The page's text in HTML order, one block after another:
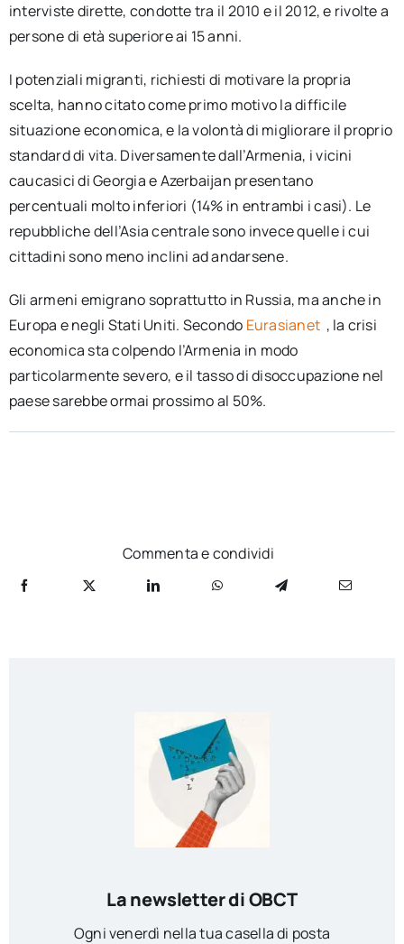
interviste dirette, condotte tra il 2010 e il 2012, e rivolte a
persone di età superiore ai 15 anni.
I potenziali migranti, richiesti di motivare la propria
scelta, hanno citato come primo motivo la difficile
situazione economica, e la volontà di migliorare il proprio
standard di vita. Diversamente dall’Armenia, i vicini
caucasici di Georgia e Azerbaijan presentano
percentuali molto inferiori (14% in entrambi i casi). Le
repubbliche dell’Asia centrale sono invece quelle i cui
cittadini sono meno inclini ad andarsene.
Gli armeni emigrano soprattutto in Russia, ma anche in
Europa e negli Stati Uniti. Secondo Eurasianet , la crisi
economica sta colpendo l’Armenia in modo
particolarmente severo, e il tasso di disoccupazione nel
paese sarebbe ormai prossimo al 50%.
Commenta e condividi
La newsletter di OBCT
Ogni venerdì nella tua casella di posta